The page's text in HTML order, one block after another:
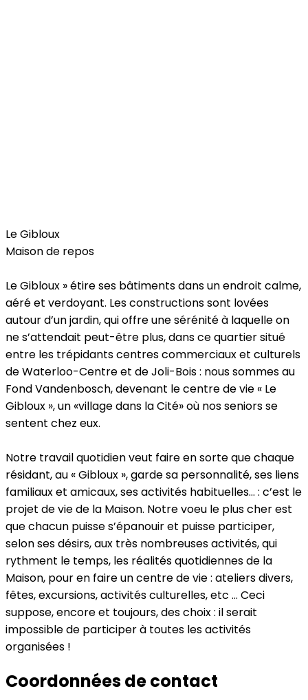
Le Gibloux
Maison de repos
Le Gibloux » étire ses bâtiments dans un endroit calme,
aéré et verdoyant. Les constructions sont lovées
autour d’un jardin, qui offre une sérénité à laquelle on
ne s’attendait peut-être plus, dans ce quartier situé
entre les trépidants centres commerciaux et culturels
de Waterloo-Centre et de Joli-Bois : nous sommes au
Fond Vandenbosch, devenant le centre de vie « Le
Gibloux », un «village dans la Cité» où nos seniors se
sentent chez eux.
Notre travail quotidien veut faire en sorte que chaque
résidant, au « Gibloux », garde sa personnalité, ses liens
familiaux et amicaux, ses activités habituelles… : c’est le
projet de vie de la Maison. Notre voeu le plus cher est
que chacun puisse s’épanouir et puisse participer,
selon ses désirs, aux très nombreuses activités, qui
rythment le temps, les réalités quotidiennes de la
Maison, pour en faire un centre de vie : ateliers divers,
fêtes, excursions, activités culturelles, etc … Ceci
suppose, encore et toujours, des choix : il serait
impossible de participer à toutes les activités
organisées !
Coordonnées de contact